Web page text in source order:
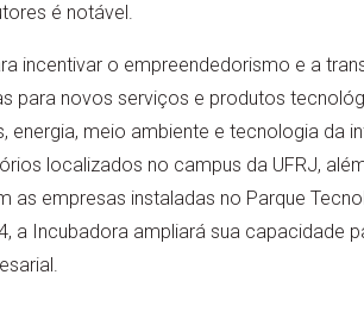
é notável.
incentivar o empreendedorismo e a
para novos serviços e produtos
meio ambiente e tecnologia da
localizados no campus da UFRJ,
as empresas instaladas no Parque
a Incubadora ampliará sua capacidade